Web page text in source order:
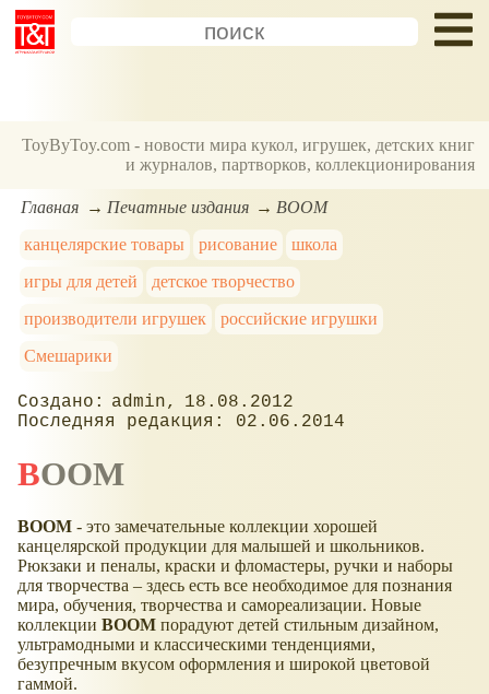
ToyByToy.com - новости мира кукол, игрушек, детских книг
и журналов, партворков, коллекционирования
Главная Печатные издания
BOOM
канцелярские товары
рисование
школа
игры для детей
детское творчество
производители игрушек
российские игрушки
Смешарики
admin
18.08.2012
02.06.2014
BOOM
BOOM - это замечательные коллекции хорошей
канцелярской продукции для малышей и школьников.
Рюкзаки и пеналы, краски и фломастеры, ручки и наборы
для творчества – здесь есть все необходимое для познания
мира, обучения, творчества и самореализации. Новые
коллекции BOOM порадуют детей стильным дизайном,
ультрамодными и классическими тенденциями,
безупречным вкусом оформления и широкой цветовой
гаммой.